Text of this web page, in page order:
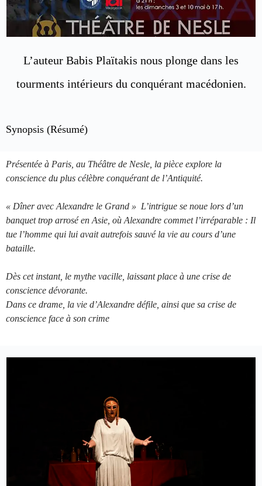
L’auteur Babis Plaïtakis nous plonge dans les
tourments intérieurs du conquérant macédonien.
Synopsis (Résumé)
Présentée à Paris, au Théâtre de Nesle, la pièce explore la
conscience du plus célèbre conquérant de l’Antiquité.
« Dîner avec Alexandre le Grand » L’intrigue se noue lors d’un
banquet trop arrosé en Asie, où Alexandre commet l’irréparable : Il
tue l’homme qui lui avait autrefois sauvé la vie au cours d’une
bataille.
Dès cet instant, le mythe vacille, laissant place à une crise de
conscience dévorante.
Dans ce drame, la vie d’Alexandre défile, ainsi que sa crise de
conscience face à son crime